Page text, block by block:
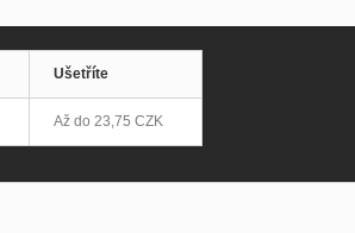
Ušetříte
Až do 23,75 CZK